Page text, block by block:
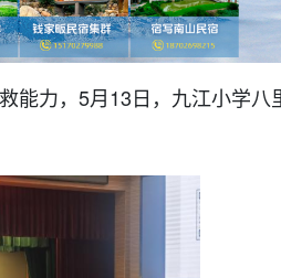
能力，5月13日，九江小学八